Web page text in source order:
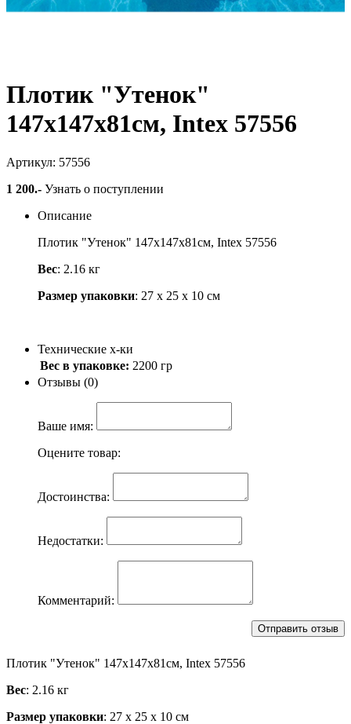
Плотик "Утенок"
147х147х81см, Intex 57556
Артикул: 57556
1 200.- Узнать о поступлении
Описание
Плотик "Утенок" 147х147х81см, Intex 57556
Вес: 2.16 кг
Размер упаковки: 27 х 25 х 10 см
Технические х-ки
Вес в упаковке: 2200 гр
Отзывы (0)
Ваше имя:
Оцените товар:
Достоинства:
Недостатки:
Комментарий:
Плотик "Утенок" 147х147х81см, Intex 57556
Вес: 2.16 кг
Размер упаковки: 27 х 25 х 10 см